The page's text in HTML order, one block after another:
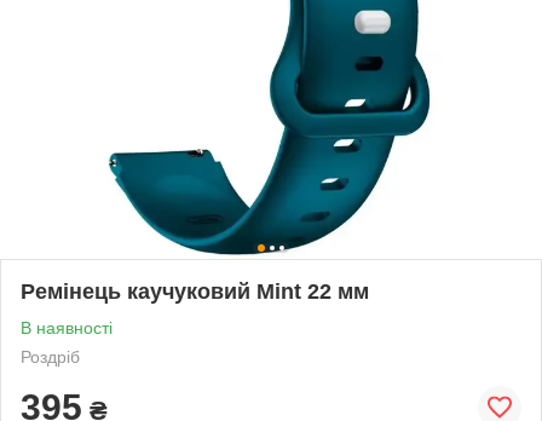
Ремінець каучуковий Mint 22 мм
В наявності
Роздріб
395 ₴